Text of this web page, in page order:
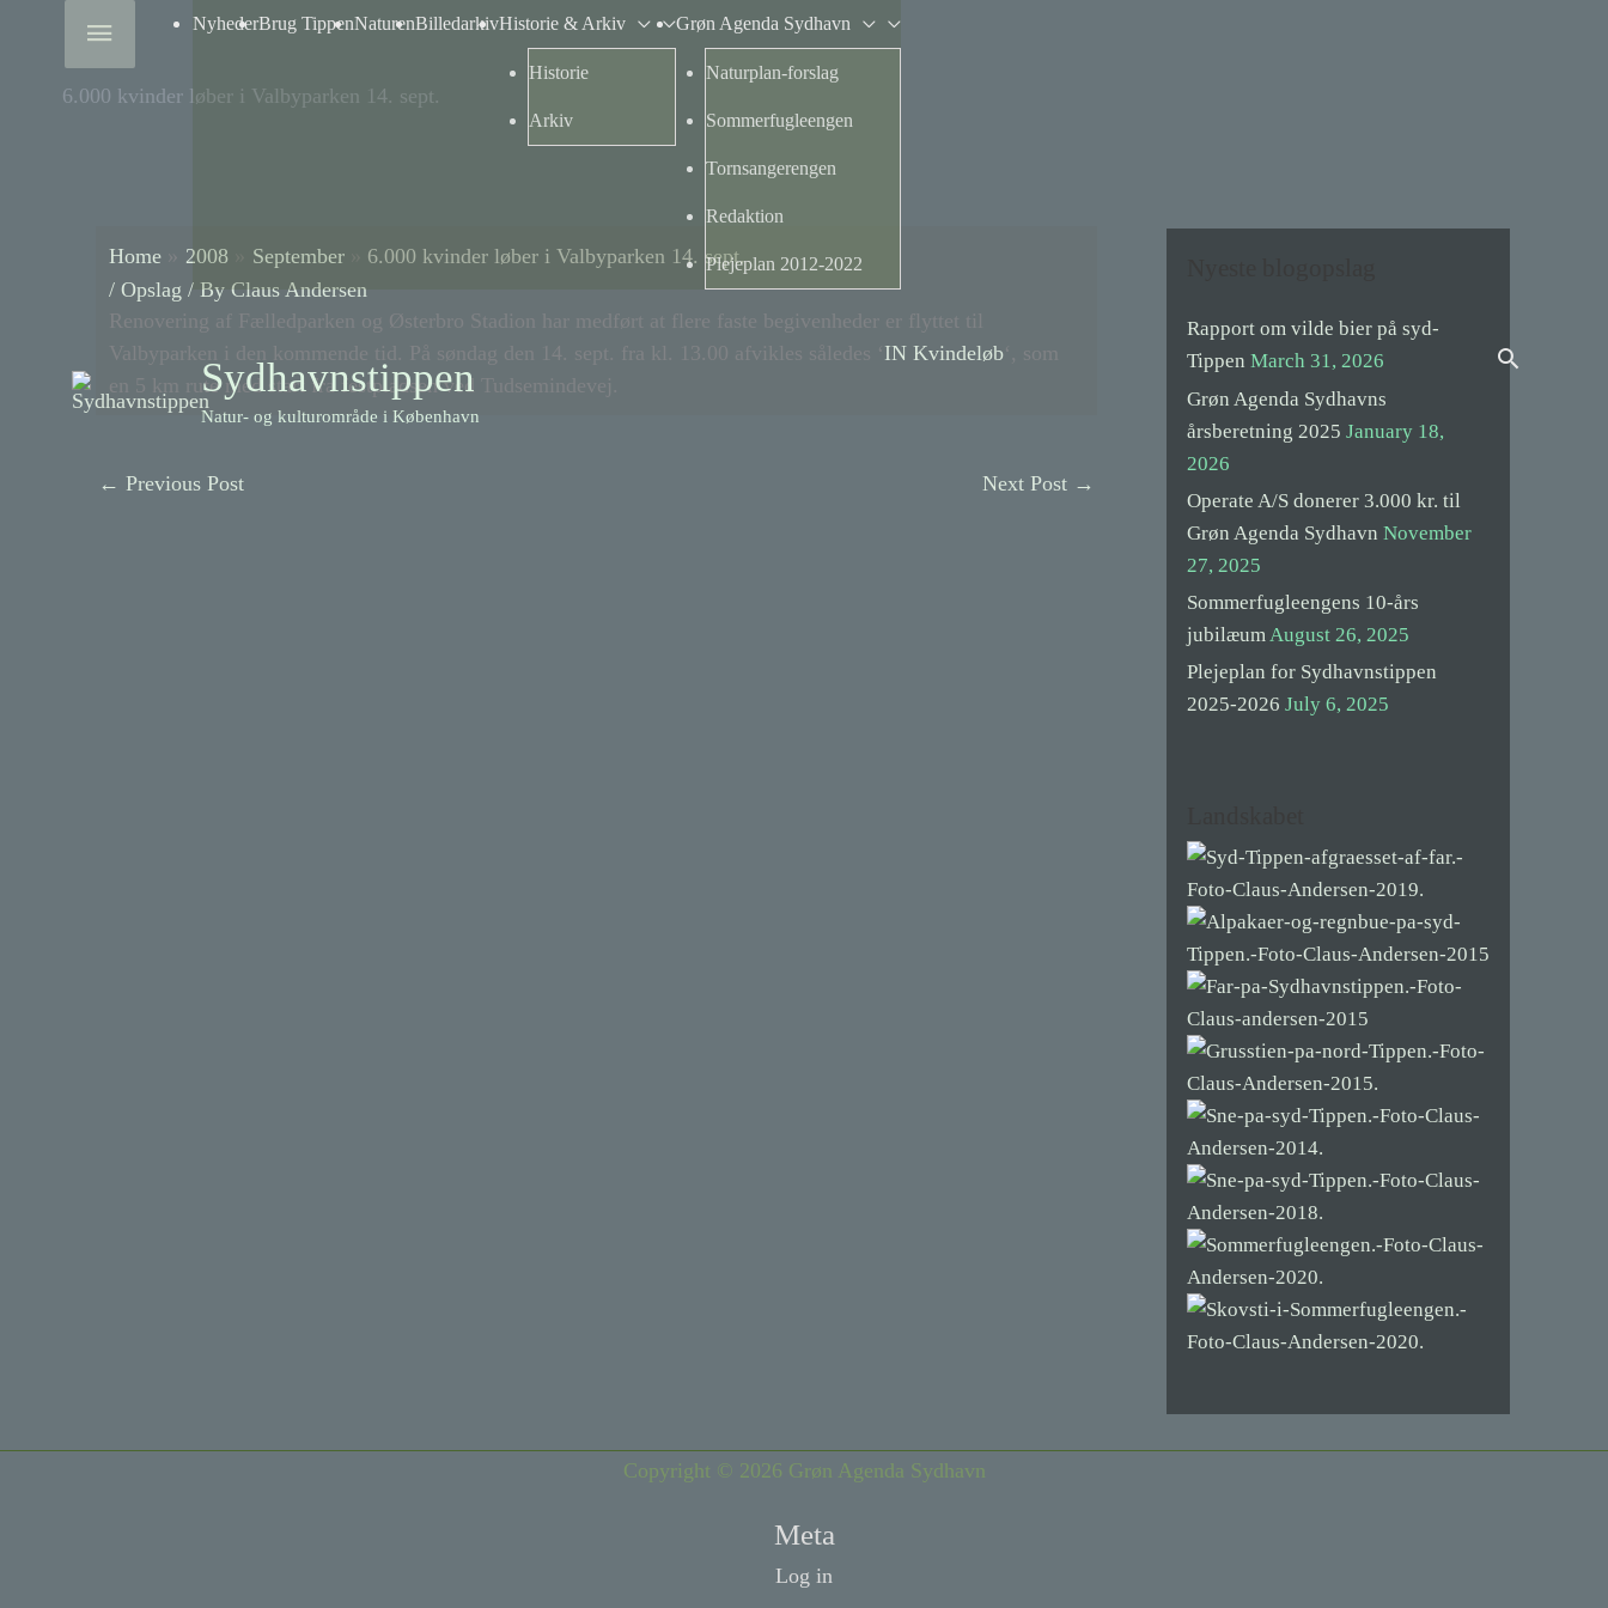
Above
Header
NyhederBrug TippenNaturenBilledarkivHistorie & Arkiv
Historie
Arkiv
Grøn Agenda Sydhavn
Naturplan-forslag
Sommerfugleengen
Tornsangerengen
Redaktion
Plejeplan 2012-2022
Sydhavnstippen
Natur- og kulturområde i København
Search
6.000 kvinder løber i Valbyparken 14. sept.
Home 2008 September
6.000 kvinder løber i Valbyparken 14. sept.
/ Opslag / By Claus Andersen
Renovering af Fælledparken og Østerbro Stadion har medført at flere faste begivenheder er flyttet til
Valbyparken i den kommende tid. På søndag den 14. sept. fra kl. 13.00 afvikles således ‘ IN Kvindeløb‘, som
en 5 km rute med start fra festpladsen ved Tudsemindevej.
← Previous Post Next Post →
Rapport om vilde bier på syd-
Tippen March 31, 2026
Grøn Agenda Sydhavns
årsberetning 2025 January 18,
2026
Operate A/S donerer 3.000 kr. til
Grøn Agenda Sydhavn November
27, 2025
Sommerfugleengens 10-års
jubilæumAugust 26, 2025
Plejeplan for Sydhavnstippen
2025-2026 July 6, 2025
Copyright © 2026 Grøn Agenda Sydhavn
Meta
Log in